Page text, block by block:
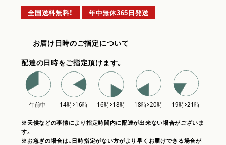
全国送料無料！ 年中無休365日発送
お届け日時のご指定について
配達の日時をご指定頂けます。
※天候などの事情により指定時間内に配達が出来ない場合がございま
す。
※お急ぎの場合は、日時指定がない方がより早くお届けできる場合が